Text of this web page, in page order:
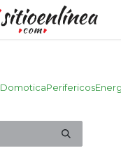
DomoticaPerifericos